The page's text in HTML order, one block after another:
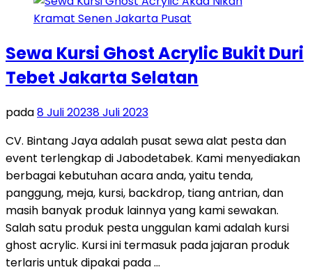
Sewa Kursi Ghost Acrylic Bukit Duri
Tebet Jakarta Selatan
pada8 Juli 20238 Juli 2023
CV. Bintang Jaya adalah pusat sewa alat pesta dan
event terlengkap di Jabodetabek. Kami menyediakan
berbagai kebutuhan acara anda, yaitu tenda,
panggung, meja, kursi, backdrop, tiang antrian, dan
masih banyak produk lainnya yang kami sewakan.
Salah satu produk pesta unggulan kami adalah kursi
ghost acrylic. Kursi ini termasuk pada jajaran produk
terlaris untuk dipakai pada …